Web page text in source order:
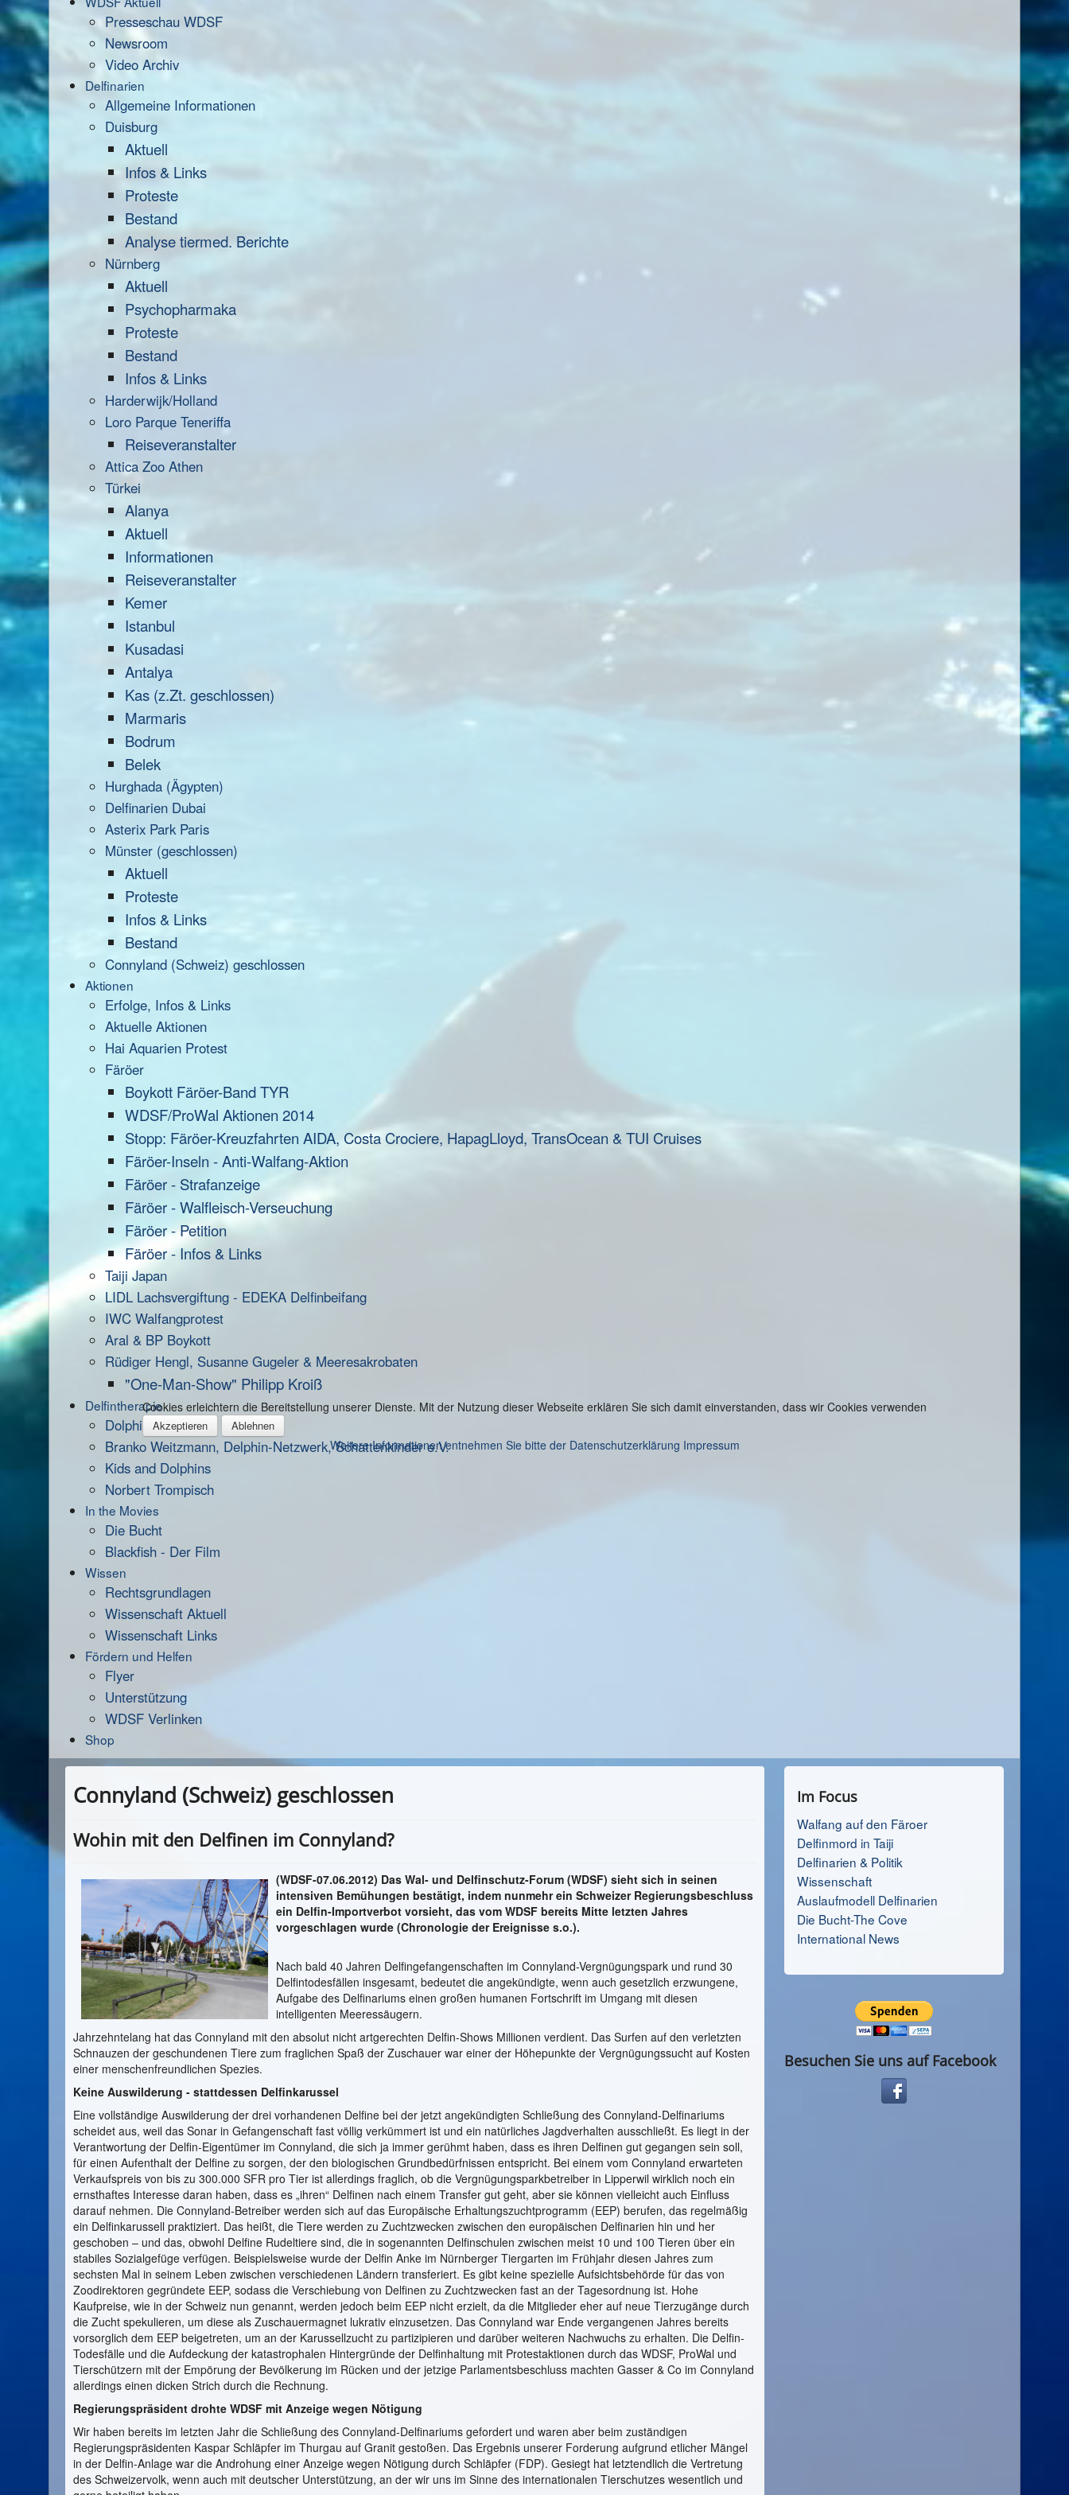
Presseschau WDSF
Newsroom
Video Archiv
Delfinarien
Allgemeine Informationen
Duisburg
Aktuell
Infos & Links
Proteste
Bestand
Analyse tiermed. Berichte
Nürnberg
Aktuell
Psychopharmaka
Proteste
Bestand
Infos & Links
Harderwijk/Holland
Loro Parque Teneriffa
Reiseveranstalter
Attica Zoo Athen
Türkei
Alanya
Aktuell
Informationen
Reiseveranstalter
Kemer
Istanbul
Kusadasi
Antalya
Kas (z.Zt. geschlossen)
Marmaris
Bodrum
Belek
Hurghada (Ägypten)
Delfinarien Dubai
Asterix Park Paris
Münster (geschlossen)
Aktuell
Proteste
Infos & Links
Bestand
Connyland (Schweiz) geschlossen
Aktionen
Erfolge, Infos & Links
Aktuelle Aktionen
Hai Aquarien Protest
Färöer
Boykott Färöer-Band TYR
WDSF/ProWal Aktionen 2014
Stopp: Färöer-Kreuzfahrten AIDA, Costa Crociere, HapagLloyd, TransOcean & TUI Cruises
Färöer-Inseln - Anti-Walfang-Aktion
Färöer - Strafanzeige
Färöer - Walfleisch-Verseuchung
Färöer - Petition
Färöer - Infos & Links
Taiji Japan
LIDL Lachsvergiftung - EDEKA Delfinbeifang
IWC Walfangprotest
Aral & BP Boykott
Rüdiger Hengl, Susanne Gugeler & Meeresakrobaten
"One-Man-Show" Philipp Kroiß
Delfintherapie
Dolphin Aid
Branko Weitzmann, Delphin-Netzwerk, Schattenkinder e.V.
Kids and Dolphins
Norbert Trompisch
In the Movies
Die Bucht
Blackfish - Der Film
Wissen
Rechtsgrundlagen
Wissenschaft Aktuell
Wissenschaft Links
Fördern und Helfen
Flyer
Unterstützung
WDSF Verlinken
Shop
Connyland (Schweiz) geschlossen
Wohin mit den Delfinen im Connyland?
(WDSF-07.06.2012) Das Wal- und Delfinschutz-Forum (WDSF) sieht sich in seinen
intensiven Bemühungen bestätigt, indem nunmehr ein Schweizer Regierungsbeschluss
ein Delfin-Importverbot vorsieht, das vom WDSF bereits Mitte letzten Jahres
vorgeschlagen wurde (Chronologie der Ereignisse s.o.).
Nach bald 40 Jahren Delfingefangenschaften im Connyland-Vergnügungspark und rund 30
Delfintodesfällen insgesamt, bedeutet die angekündigte, wenn auch gesetzlich erzwungene,
Aufgabe des Delfinariums einen großen humanen Fortschrift im Umgang mit diesen
intelligenten Meeressäugern.
Jahrzehntelang hat das Connyland mit den absolut nicht artgerechten Delfin-Shows Millionen verdient. Das Surfen auf den verletzten
Schnauzen der geschundenen Tiere zum fraglichen Spaß der Zuschauer war einer der Höhepunkte der Vergnügungssucht auf Kosten
einer menschenfreundlichen Spezies.
Keine Auswilderung - stattdessen Delfinkarussel
Eine vollständige Auswilderung der drei vorhandenen Delfine bei der jetzt angekündigten Schließung des Connyland-Delfinariums
scheidet aus, weil das Sonar in Gefangenschaft fast völlig verkümmert ist und ein natürliches Jagdverhalten ausschließt. Es liegt in der
Verantwortung der Delfin-Eigentümer im Connyland, die sich ja immer gerühmt haben, dass es ihren Delfinen gut gegangen sein soll,
für einen Aufenthalt der Delfine zu sorgen, der den biologischen Grundbedürfnissen entspricht. Bei einem vom Connyland erwarteten
Verkaufspreis von bis zu 300.000 SFR pro Tier ist allerdings fraglich, ob die Vergnügungsparkbetreiber in Lipperwil wirklich noch ein
ernsthaftes Interesse daran haben, dass es „ihren“ Delfinen nach einem Transfer gut geht, aber sie können vielleicht auch Einfluss
darauf nehmen. Die Connyland-Betreiber werden sich auf das Europäische Erhaltungszuchtprogramm (EEP) berufen, das regelmäßig
ein Delfinkarussell praktiziert. Das heißt, die Tiere werden zu Zuchtzwecken zwischen den europäischen Delfinarien hin und her
geschoben – und das, obwohl Delfine Rudeltiere sind, die in sogenannten Delfinschulen zwischen meist 10 und 100 Tieren über ein
stabiles Sozialgefüge verfügen. Beispielsweise wurde der Delfin Anke im Nürnberger Tiergarten im Frühjahr diesen Jahres zum
sechsten Mal in seinem Leben zwischen verschiedenen Ländern transferiert. Es gibt keine spezielle Aufsichtsbehörde für das von
Zoodirektoren gegründete EEP, sodass die Verschiebung von Delfinen zu Zuchtzwecken fast an der Tagesordnung ist. Hohe
Kaufpreise, wie in der Schweiz nun genannt, werden jedoch beim EEP nicht erzielt, da die Mitglieder eher auf neue Tierzugänge durch
die Zucht spekulieren, um diese als Zuschauermagnet lukrativ einzusetzen. Das Connyland war Ende vergangenen Jahres bereits
vorsorglich dem EEP beigetreten, um an der Karussellzucht zu partizipieren und darüber weiteren Nachwuchs zu erhalten. Die Delfin-
Todesfälle und die Aufdeckung der katastrophalen Hintergründe der Delfinhaltung mit Protestaktionen durch das WDSF, ProWal und
Tierschützern mit der Empörung der Bevölkerung im Rücken und der jetzige Parlamentsbeschluss machten Gasser & Co im Connyland
allerdings einen dicken Strich durch die Rechnung.
Regierungspräsident drohte WDSF mit Anzeige wegen Nötigung
Wir haben bereits im letzten Jahr die Schließung des Connyland-Delfinariums gefordert und waren aber beim zuständigen
Regierungspräsidenten Kaspar Schläpfer im Thurgau auf Granit gestoßen. Das Ergebnis unserer Forderung aufgrund etlicher Mängel
in der Delfin-Anlage war die Androhung einer Anzeige wegen Nötigung durch Schläpfer (FDP). Gesiegt hat letztendlich die Vertretung
des Schweizervolk, wenn auch mit deutscher Unterstützung, an der wir uns im Sinne des internationalen Tierschutzes wesentlich und
Im Focus
Walfang auf den Färoer
Delfinmord in Taiji
Delfinarien & Politik
Wissenschaft
Auslaufmodell Delfinarien
Die Bucht-The Cove
International News
Besuchen Sie uns auf Facebook
Cookies erleichtern die Bereitstellung unserer Dienste. Mit der Nutzung dieser Webseite erklären Sie sich damit einverstanden, dass wir Cookies verwenden
Akzeptieren Ablehnen
Weitere Informationen entnehmen Sie bitte der Datenschutzerklärung Impressum